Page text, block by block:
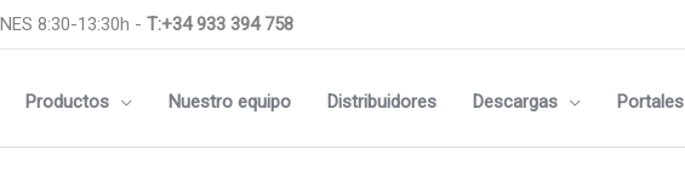
8:30-13:30h - T:+34 933 394 758
Productos Nuestro equipo Distribuidores Descargas Portales